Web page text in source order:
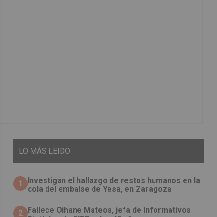
LO MÁS LEIDO
1
Investigan el hallazgo de restos humanos en la
cola del embalse de Yesa, en Zaragoza
2
Fallece Oihane Mateos, jefa de Informativos